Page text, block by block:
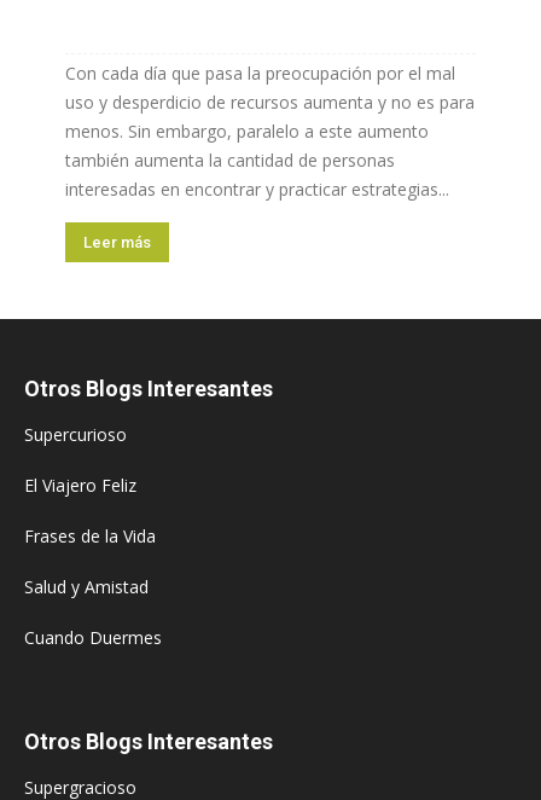
Con cada día que pasa la preocupación por el mal
uso y desperdicio de recursos aumenta y no es para
menos. Sin embargo, paralelo a este aumento
también aumenta la cantidad de personas
interesadas en encontrar y practicar estrategias...
Leer más
Otros Blogs Interesantes
Supercurioso
El Viajero Feliz
Frases de la Vida
Salud y Amistad
Cuando Duermes
Otros Blogs Interesantes
Supergracioso